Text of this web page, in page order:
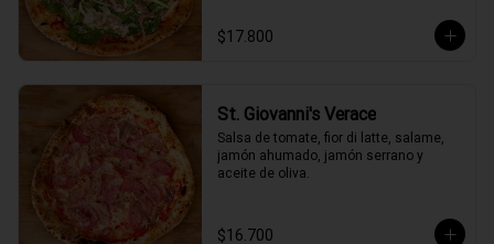
$17.800
St. Giovanni's Verace
Salsa de tomate, fior di latte, salame,
jamón ahumado, jamón serrano y
aceite de oliva.
$16.700